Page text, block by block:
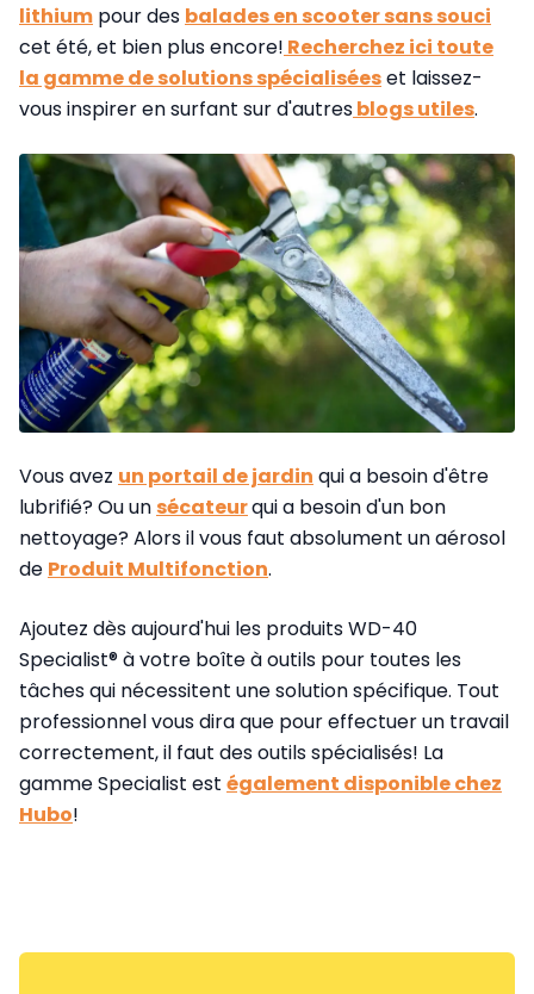
lithium pour des balades en scooter sans souci
cet été, et bien plus encore! Recherchez ici toute
la gamme de solutions spécialiséeset laissez-
vous inspirer en surfant sur d'autresblogs utiles.
Vous avez un portail de jardin qui a besoin d'être
lubrifié? Ou un sécateurqui a besoin d'un bon
nettoyage? Alors il vous faut absolument un aérosol
de Produit Multifonction.
Ajoutez dès aujourd'hui les produits WD-40
Specialist® à votre boîte à outils pour toutes les
tâches qui nécessitent une solution spécifique. Tout
professionnel vous dira que pour effectuer un travail
correctement, il faut des outils spécialisés! La
gamme Specialist est également disponible chez
Hubo!